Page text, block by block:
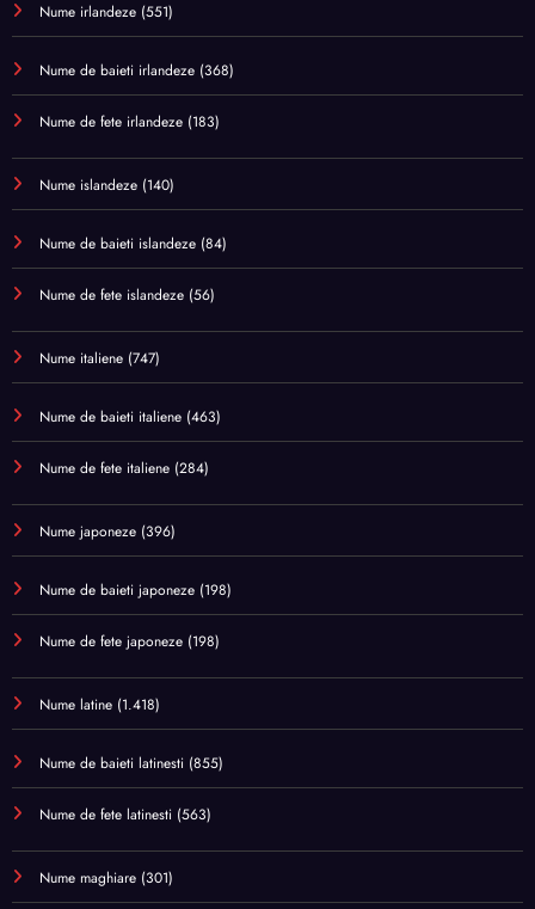
Nume irlandeze (551)
Nume de baieti irlandeze (368)
Nume de fete irlandeze (183)
Nume islandeze (140)
Nume de baieti islandeze (84)
Nume de fete islandeze (56)
Nume italiene (747)
Nume de baieti italiene (463)
Nume de fete italiene (284)
Nume japoneze (396)
Nume de baieti japoneze (198)
Nume de fete japoneze (198)
Nume latine (1.418)
Nume de baieti latinesti (855)
Nume de fete latinesti (563)
Nume maghiare (301)